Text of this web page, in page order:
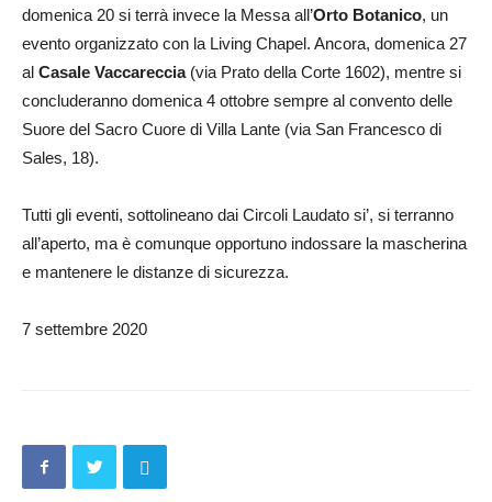
domenica 20 si terrà invece la Messa all’Orto Botanico, un
evento organizzato con la Living Chapel. Ancora, domenica 27
al Casale Vaccareccia(via Prato della Corte 1602), mentre si
concluderanno domenica 4 ottobre sempre al convento delle
Suore del Sacro Cuore di Villa Lante (via San Francesco di
Sales, 18).
Tutti gli eventi, sottolineano dai Circoli Laudato si’, si terranno
all’aperto, ma è comunque opportuno indossare la mascherina
e mantenere le distanze di sicurezza.
7 settembre 2020